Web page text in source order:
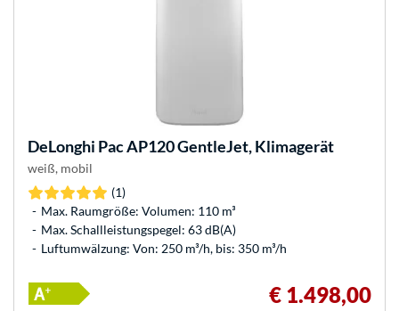
DeLonghi Pac AP120 GentleJet, Klimagerät
weiß, mobil
(1)
Max. Raumgröße: Volumen: 110 m³
Max. Schallleistungspegel: 63 dB(A)
Luftumwälzung: Von: 250 m³/h, bis: 350 m³/h
€ 1.498,00